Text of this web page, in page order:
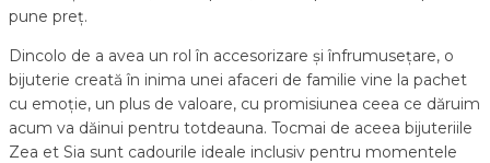
pune preț.
Dincolo de a avea un rol în accesorizare și înfrumusețare, o
bijuterie creată în inima unei afaceri de familie vine la pachet
cu emoție, un plus de valoare, cu promisiunea ceea ce dăruim
acum va dăinui pentru totdeauna. Tocmai de aceea bijuteriile
Zea et Sia sunt cadourile ideale inclusiv pentru momentele